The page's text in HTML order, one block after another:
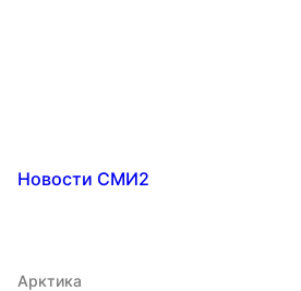
Новости СМИ2
Арктика